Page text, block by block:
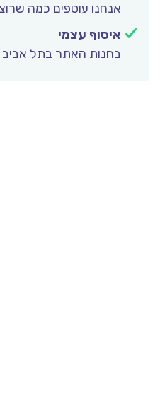
אנחנו עוטפים כמה
איסוף עצמי
בחנות האתר בתל אביב